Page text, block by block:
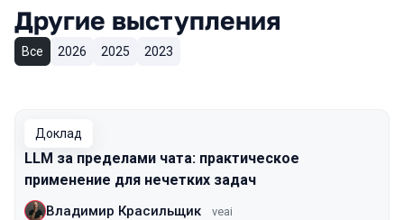
Другие выступления
Все 2026 2025 2023
Доклад
LLM за пределами чата: практическое
применение для нечетких задач
Владимир Красильщик veai